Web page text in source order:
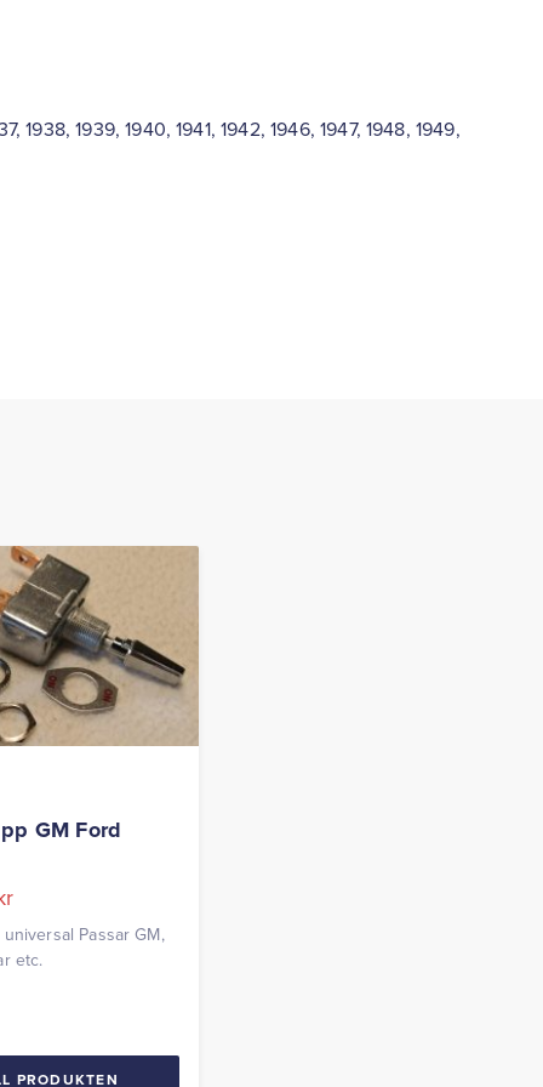
1938, 1939, 1940, 1941, 1942, 1946, 1947, 1948, 1949,
GM Ford
Passar GM,
etc.
PRODUKTEN